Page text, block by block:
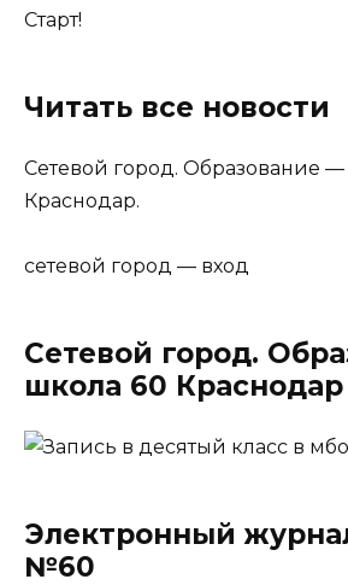
Старт!
Читать все новости
Сетевой город. Образование
Краснодар.
сетевой город — вход
Сетевой город.
школа 60 Краснодар
Электронный
№60